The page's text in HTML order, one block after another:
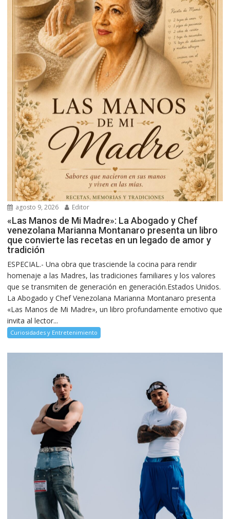
agosto 9, 2026 Editor
«Las Manos de Mi Madre»: La Abogado y Chef
venezolana Marianna Montanaro presenta un libro
que convierte las recetas en un legado de amor y
tradición
ESPECIAL.- Una obra que trasciende la cocina para rendir
homenaje a las Madres, las tradiciones familiares y los valores
que se transmiten de generación en generación.Estados Unidos.
La Abogado y Chef Venezolana Marianna Montanaro presenta
«Las Manos de Mi Madre», un libro profundamente emotivo que
invita al lector...
Curiosidades y Entretenimiento